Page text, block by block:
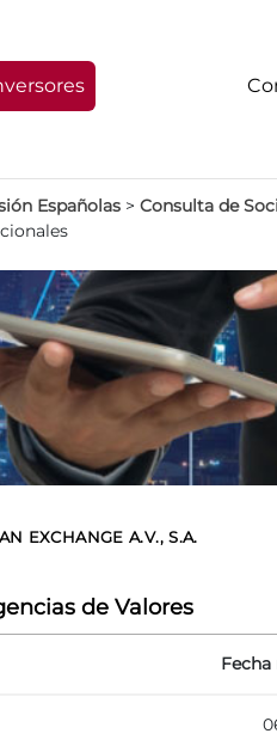
Españolas > Consulta de
EXCHANGE A.V., S.A.
de Valores